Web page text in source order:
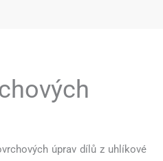
úprav dílů z uhlíkové